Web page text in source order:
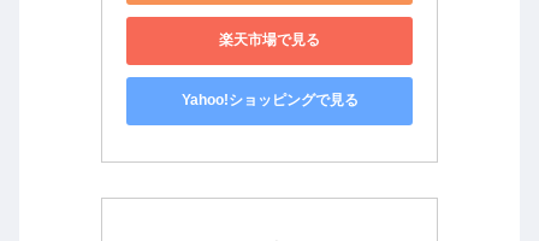
楽天市場で見る
Yahoo!ショッピングで見る